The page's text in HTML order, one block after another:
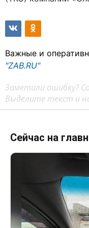
Важные и
"ZAB.RU"
Заметили ошибку?
Выделите текст и
Сейчас на